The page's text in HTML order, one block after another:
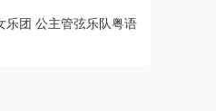
乐团 公主管弦乐队粤语